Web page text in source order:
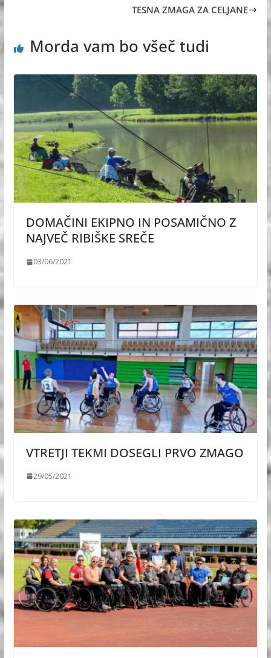
TESNA ZMAGA ZA CELJANE
Morda vam bo všeč tudi
DOMAČINI EKIPNO IN POSAMIČNO Z
NAJVEČ RIBIŠKE SREČE
03/06/2021
VTRETJI TEKMI DOSEGLI PRVO ZMAGO
29/05/2021